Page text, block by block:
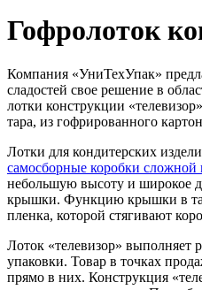
Гофролоток
Компания «УниТехУпак»
сладостей свое решение в
лотки конструкции
тара, из гофрированного
Лотки для кондитерских
самосборные коробки сложной
небольшую высоту и широкое
крышки. Функцию крышки в
пленка, которой стягивают
Лоток «телевизор» выполняет
упаковки. Товар в точках
прямо в них. Конструкция